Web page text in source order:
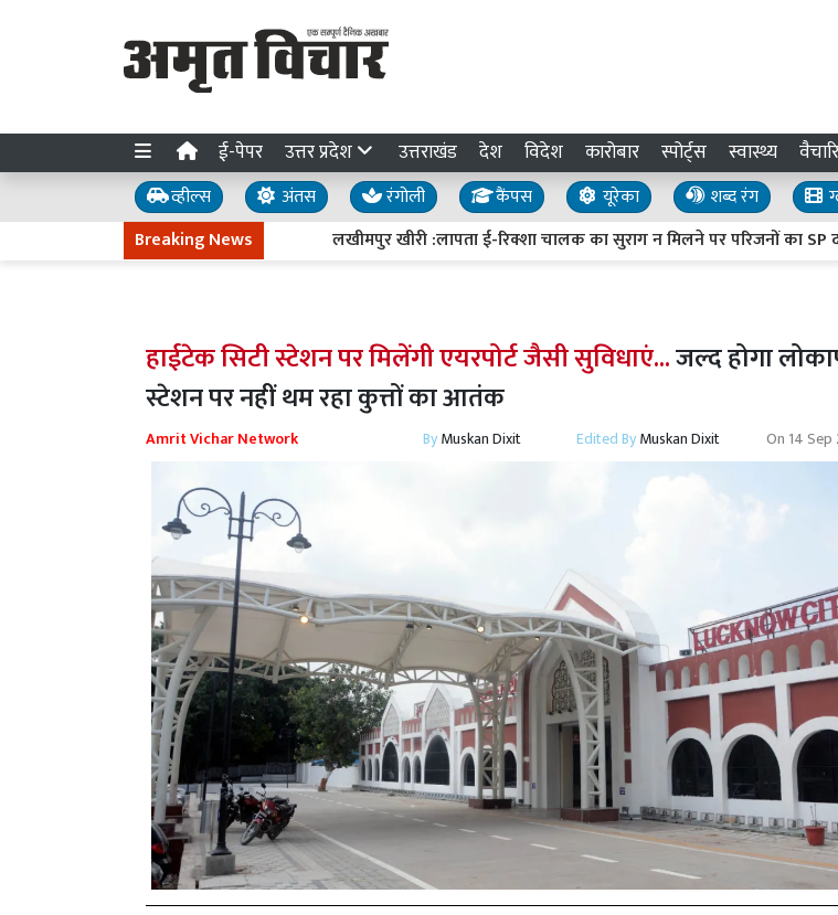
ई-पेपर उत्तर प्रदेश उत्तराखंड देश विदेश कारोबार स्पोर्ट्स स्वास्थ्य
व्हील्स अंतस रंगोली कैंपस यूरेका शब्द रंग
Breaking Newsलखीमपुर खीरी :लापता ई-रिक्शा चालक का सुराग न मिलने पर परिजनों का SP दफ्तर पर हंगामा
हाईटेक सिटी स्टेशन पर मिलेंगी एयरपोर्ट जैसी सुविधाएं...जल्द होगा
स्टेशन पर नहीं थम रहा कुत्तों का आतंक
Amrit Vichar Network ByMuskan Dixit Edited ByMuskan Dixit On 14 Sep